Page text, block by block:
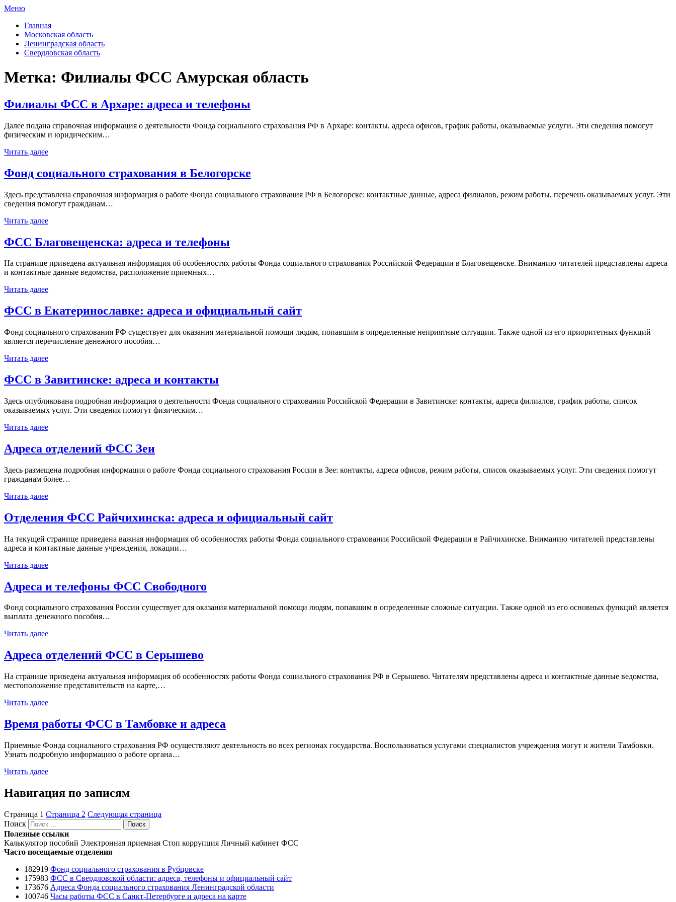
Меню
Главная
Московская область
Ленинградская область
Свердловская область
Метка: Филиалы ФСС Амурская область
Филиалы ФСС в Архаре: адреса и телефоны
Далее подана справочная информация о деятельности Фонда социального страхования РФ в Архаре: контакты, адреса офисов, график работы, оказываемые услуги. Эти сведения помогут
физическим и юридическим…
Читать далее
Фонд социального страхования в Белогорске
Здесь представлена справочная информация о работе Фонда социального страхования РФ в Белогорске: контактные данные, адреса филиалов, режим работы, перечень оказываемых услуг. Эти
сведения помогут гражданам…
Читать далее
ФСС Благовещенска: адреса и телефоны
На странице приведена актуальная информация об особенностях работы Фонда социального страхования Российской Федерации в Благовещенске. Вниманию читателей представлены адреса
и контактные данные ведомства, расположение приемных…
Читать далее
ФСС в Екатеринославке: адреса и официальный сайт
Фонд социального страхования РФ существует для оказания материальной помощи людям, попавшим в определенные неприятные ситуации. Также одной из его приоритетных функций
является перечисление денежного пособия…
Читать далее
ФСС в Завитинске: адреса и контакты
Здесь опубликована подробная информация о деятельности Фонда социального страхования Российской Федерации в Завитинске: контакты, адреса филиалов, график работы, список
оказываемых услуг. Эти сведения помогут физическим…
Читать далее
Адреса отделений ФСС Зеи
Здесь размещена подробная информация о работе Фонда социального страхования России в Зее: контакты, адреса офисов, режим работы, список оказываемых услуг. Эти сведения помогут
гражданам более…
Читать далее
Отделения ФСС Райчихинска: адреса и официальный сайт
На текущей странице приведена важная информация об особенностях работы Фонда социального страхования Российской Федерации в Райчихинске. Вниманию читателей представлены
адреса и контактные данные учреждения, локации…
Читать далее
Адреса и телефоны ФСС Свободного
Фонд социального страхования России существует для оказания материальной помощи людям, попавшим в определенные сложные ситуации. Также одной из его основных функций является
выплата денежного пособия…
Читать далее
Адреса отделений ФСС в Серышево
На странице приведена актуальная информация об особенностях работы Фонда социального страхования РФ в Серышево. Читателям представлены адреса и контактные данные ведомства,
местоположение представительств на карте,…
Читать далее
Время работы ФСС в Тамбовке и адреса
Приемные Фонда социального страхования РФ осуществляют деятельность во всех регионах государства. Воспользоваться услугами специалистов учреждения могут и жители Тамбовки.
Узнать подробную информацию о работе органа…
Читать далее
Навигация по записям
Страница 1 Страница 2 Следующая страница
Поиск
Поиск
Полезные ссылки
Калькулятор пособий Электронная приемная Стоп коррупция Личный кабинет ФСС
Часто посещаемые отделения
182919 Фонд социального страхования в Рубцовске
175983 ФСС в Свердловской области: адреса, телефоны и официальный сайт
173676 Адреса Фонда социального страхования Ленинградской области
100746 Часы работы ФСС в Санкт-Петербурге и адреса на карте